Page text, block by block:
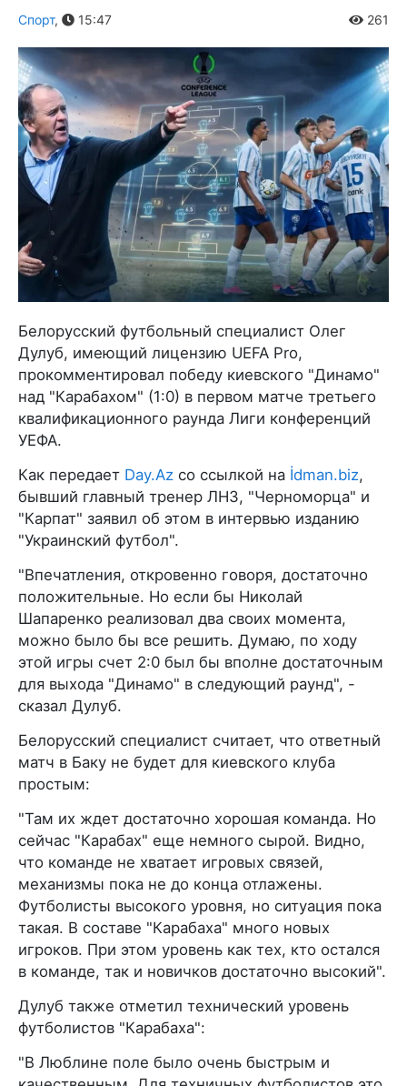
Спорт, 15:47 261
Белорусский футбольный специалист Олег
Дулуб, имеющий лицензию UEFA Pro,
прокомментировал победу киевского "Динамо"
над "Карабахом" (1:0) в первом матче третьего
квалификационного раунда Лиги конференций
УЕФА.
Как передает Day.Az со ссылкой на İdman.biz,
бывший главный тренер ЛНЗ, "Черноморца" и
"Карпат" заявил об этом в интервью изданию
"Украинский футбол".
"Впечатления, откровенно говоря, достаточно
положительные. Но если бы Николай
Шапаренко реализовал два своих момента,
можно было бы все решить. Думаю, по ходу
этой игры счет 2:0 был бы вполне достаточным
для выхода "Динамо" в следующий раунд", -
сказал Дулуб.
Белорусский специалист считает, что ответный
матч в Баку не будет для киевского клуба
простым:
"Там их ждет достаточно хорошая команда. Но
сейчас "Карабах" еще немного сырой. Видно,
что команде не хватает игровых связей,
механизмы пока не до конца отлажены.
Футболисты высокого уровня, но ситуация пока
такая. В составе "Карабаха" много новых
игроков. При этом уровень как тех, кто остался
в команде, так и новичков достаточно высокий".
Дулуб также отметил технический уровень
футболистов "Карабаха":
"В Люблине поле было очень быстрым и